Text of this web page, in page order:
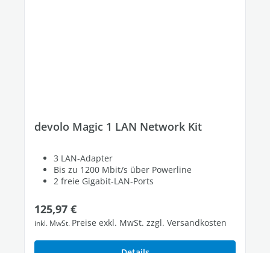
devolo Magic 1 LAN Network Kit
3 LAN-Adapter
Bis zu 1200 Mbit/s über Powerline
2 freie Gigabit-LAN-Ports
Regulärer Preis:
125,97 €
inkl. MwSt. Preise exkl. MwSt. zzgl. Versandkosten